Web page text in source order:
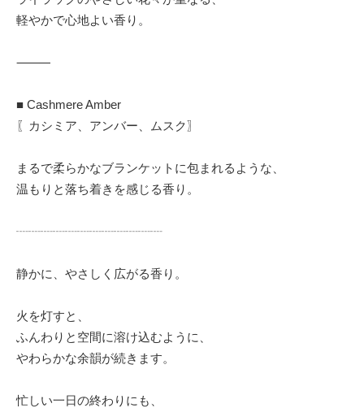
軽やかで心地よい香り。
⸻
■ Cashmere Amber
〖カシミア、アンバー、ムスク〗
まるで柔らかなブランケットに包まれるような、
温もりと落ち着きを感じる香り。
┈┈┈┈┈┈┈┈┈┈┈┈
静かに、やさしく広がる香り。
火を灯すと、
ふんわりと空間に溶け込むように、
やわらかな余韻が続きます。
忙しい一日の終わりにも、